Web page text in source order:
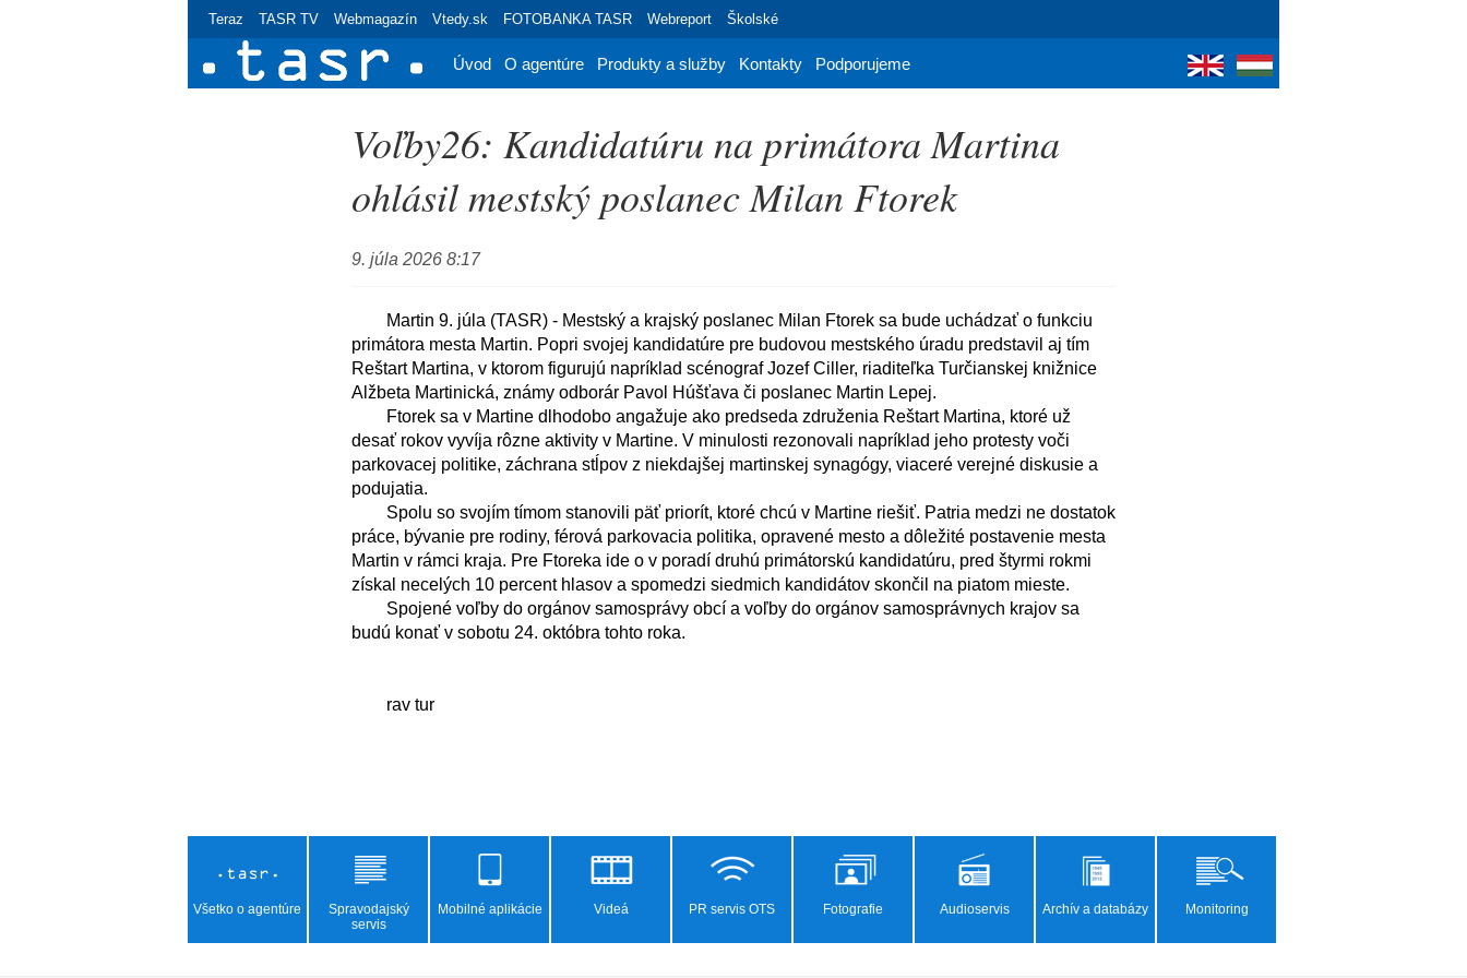
Teraz TASR TV Webmagazín Vtedy.sk FOTOBANKA TASR Webreport Školské
Úvod O agentúre Produkty a služby Kontakty Podporujeme
Voľby26: Kandidatúru na primátora Martina
ohlásil mestský poslanec Milan Ftorek
9. júla 2026 8:17
primátora mesta Martin. Popri svojej kandidatúre pre budovou mestského úradu predstavil aj tím
Reštart Martina, v ktorom figurujú napríklad scénograf Jozef Ciller, riaditeľka Turčianskej knižnice
Alžbeta Martinická, známy odborár Pavol Húšťava či poslanec Martin Lepej.
desať rokov vyvíja rôzne aktivity v Martine. V minulosti rezonovali napríklad jeho protesty voči
parkovacej politike, záchrana stĺpov z niekdajšej martinskej synagógy, viaceré verejné diskusie a
podujatia.
práce, bývanie pre rodiny, férová parkovacia politika, opravené mesto a dôležité postavenie mesta
Martin v rámci kraja. Pre Ftoreka ide o v poradí druhú primátorskú kandidatúru, pred štyrmi rokmi
získal necelých 10 percent hlasov a spomedzi siedmich kandidátov skončil na piatom mieste.
budú konať v sobotu 24. októbra tohto roka.
Všetko o agentúre
Spravodajský
servis
Mobilné aplikácie Videá PR servis OTS Fotografie Audioservis Archív a databázy Monitoring